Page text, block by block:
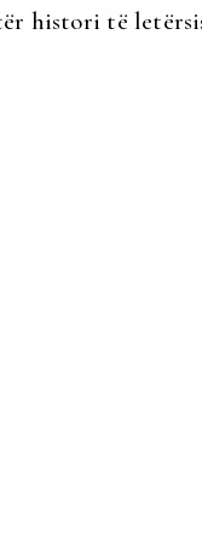
histori të